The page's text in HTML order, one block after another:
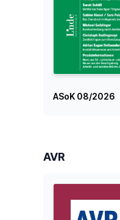
ASoK 08/2026
AVR